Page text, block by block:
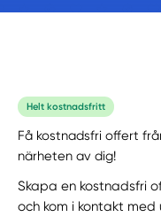
Helt kostnadsfritt
Få kostnadsfri offert
närheten av dig!
Skapa en kostnadsfri
och kom i kontakt